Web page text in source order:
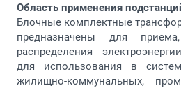
Область применения
Блочные комплектные
предназначены для
распределения
для использования в
жилищно-коммунальных,